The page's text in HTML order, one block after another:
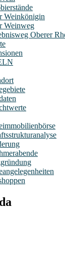
Weinkönigin
Weinweg
Oberer